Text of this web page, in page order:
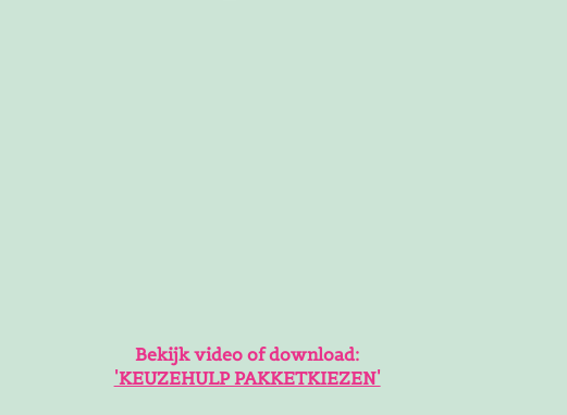
Bekijk video of download:
'KEUZEHULP PAKKETKIEZEN'